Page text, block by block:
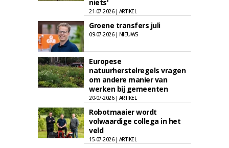
niets'
21-07-2026 | ARTIKEL
Groene transfers juli
09-07-2026 | NIEUWS
Europese
natuurherstelregels vragen
om andere manier van
werken bij gemeenten
20-07-2026 | ARTIKEL
Robotmaaier wordt
volwaardige collega in het
veld
15-07-2026 | ARTIKEL